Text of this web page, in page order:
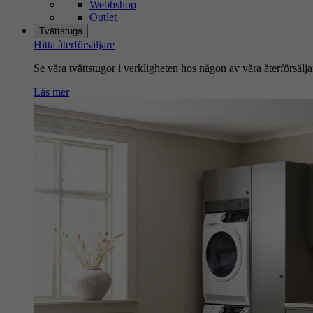
Webbshop
Outlet
Tvättstuga
Hitta återförsäljare
Se våra tvättstugor i verkligheten hos någon av våra
Läs mer